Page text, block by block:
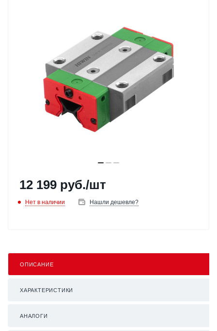
12 199 руб./шт
Нет в наличии Нашли дешевле?
ОПИСАНИЕ
ХАРАКТЕРИСТИКИ
АНАЛОГИ